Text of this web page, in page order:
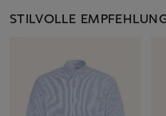
STILVOLLE